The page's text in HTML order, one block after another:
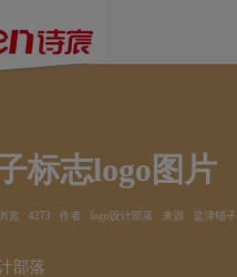
标志logo图片
览 4273 作者 logo设计部落 来源 盐津铺子
部落